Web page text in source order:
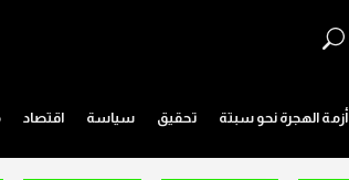
أزمة الهجرة نحو سبتة تحقيق سياسة اقتصاد